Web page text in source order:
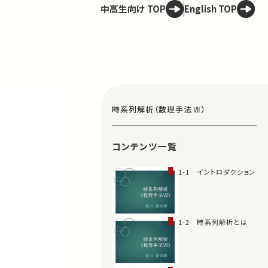
中高生向け TOP English TOP
時系列解析（数理手法Ⅶ）
コンテンツ一覧
1-1 イントロダクション
1-2 時系列解析とは